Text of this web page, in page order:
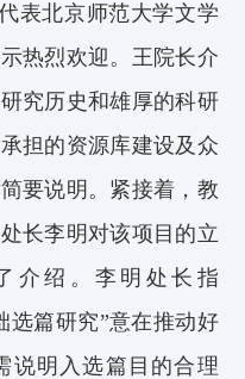
表北京师范大学文学
热烈欢迎。王院长介
究历史和雄厚的科研
担的资源库建设及 众
要说明。 紧接着 ， 教
长李明对该项目的立
介绍 。李明处长指
选篇研究”意在推动好
说明入选篇目的合理